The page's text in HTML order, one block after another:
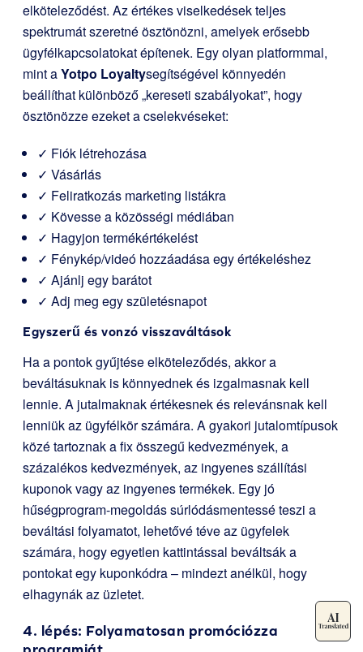
elköteleződést. Az értékes viselkedések teljes
spektrumát szeretné ösztönözni, amelyek erősebb
ügyfélkapcsolatokat építenek. Egy olyan platformmal,
mint aYotpo Loyaltysegítségével könnyedén
beállíthat különböző „kereseti szabályokat”, hogy
ösztönözze ezeket a cselekvéseket:
✓ Fiók létrehozása
✓ Vásárlás
✓ Feliratkozás marketing listákra
✓ Kövesse a közösségi médiában
✓ Hagyjon termékértékelést
✓ Fénykép/videó hozzáadása egy értékeléshez
✓ Ajánlj egy barátot
✓ Adj meg egy születésnapot
Egyszerű és vonzó visszaváltások
Ha a pontok gyűjtése elköteleződés, akkor a
beváltásuknak is könnyednek és izgalmasnak kell
lennie. A jutalmaknak értékesnek és relevánsnak kell
lenniük az ügyfélkör számára. A gyakori jutalomtípusok
közé tartoznak a fix összegű kedvezmények, a
százalékos kedvezmények, az ingyenes szállítási
kuponok vagy az ingyenes termékek. Egy jó
hűségprogram-megoldás súrlódásmentessé teszi a
beváltási folyamatot, lehetővé téve az ügyfelek
számára, hogy egyetlen kattintással beváltsák a
pontokat egy kuponkódra – mindezt anélkül, hogy
elhagynák az üzletet.
4. lépés: Folyamatosan promóciózza